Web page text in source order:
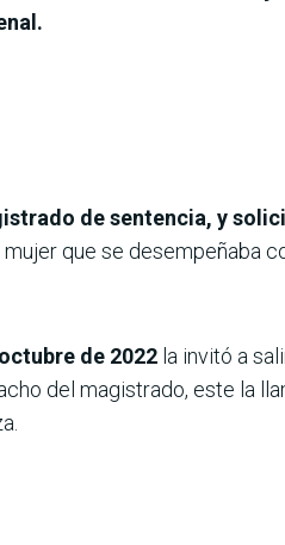
de sentencia, y
mujer que se desempeñaba
de 2022 la invitó a
del magistrado, este la